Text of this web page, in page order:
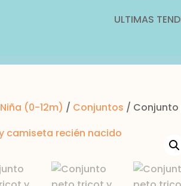
ULTIMAS
Niña (0-12m) / Conjuntos /